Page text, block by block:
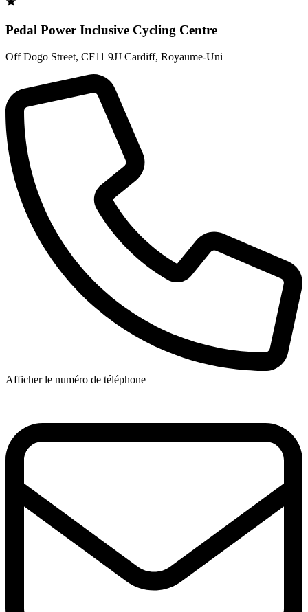
Pedal Power Inclusive Cycling Centre
Off Dogo Street, CF11 9JJ Cardiff, Royaume-Uni
Afficher le numéro de téléphone